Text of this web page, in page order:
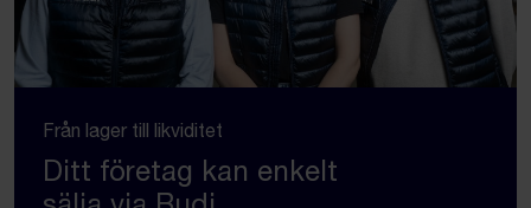
Från lager till likviditet
Ditt företag kan enkelt